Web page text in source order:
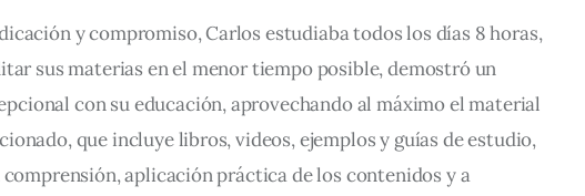
y compromiso, Carlos estudiaba todos los días 8 horas,
sus materias en el menor tiempo posible, demostró un
con su educación, aprovechando al máximo el material
que incluye libros, videos, ejemplos y guías de estudio,
aplicación práctica de los contenidos y a